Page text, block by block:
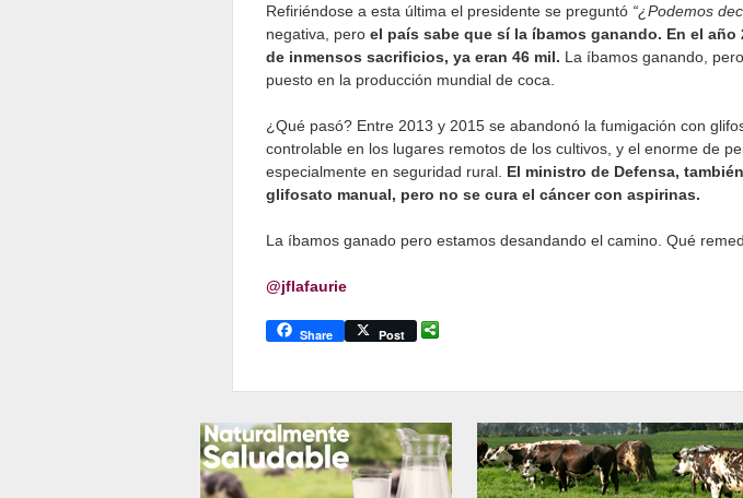
Refiriéndose a esta última el presidente se preguntó “¿Podemos
negativa, pero el país sabe que sí la íbamos ganando. En el año
de inmensos sacrificios, ya eran 46 mil. La íbamos ganando,
puesto en la producción mundial de coca.
¿Qué pasó? Entre 2013 y 2015 se abandonó la fumigación con
controlable en los lugares remotos de los cultivos, y el enorme de
especialmente en seguridad rural. El ministro de Defensa,
glifosato manual, pero no se cura el cáncer con aspirinas.
La íbamos ganado pero estamos desandando el camino. Qué
@jflafaurie
Share Post